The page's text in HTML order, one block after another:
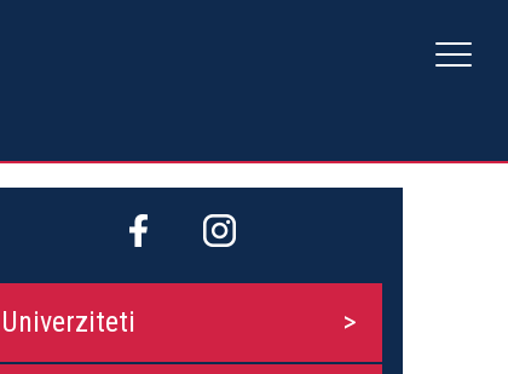
Univerziteti